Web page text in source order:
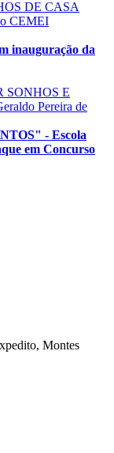
inauguração da
- Escola
em Concurso
Montes